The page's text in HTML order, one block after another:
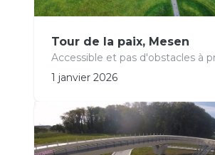
Tour de la paix, Mesen
Accessible et pas d'obstacles à
1 janvier 2026